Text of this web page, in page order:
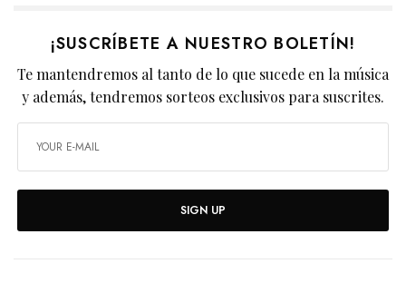
¡SUSCRÍBETE A NUESTRO BOLETÍN!
Te mantendremos al tanto de lo que sucede en la música
y además, tendremos sorteos exclusivos para suscrites.
SIGN UP